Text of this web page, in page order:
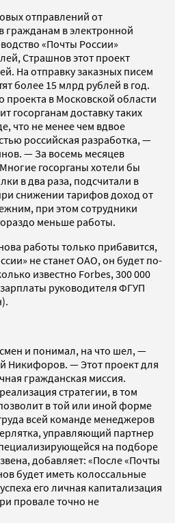
отправлений от
гражданам в электронной
«Почты России»
Страшнов этот проект
На отправку заказных писем
более 15 млрд рублей в год.
проекта в Московской области
госорганам доставку таких
что не менее чем вдвое
российская разработка, —
— За восемь месяцев
госорганы хотели бы
в два раза, подсчитали в
снижении тарифов доход от
при этом сотрудники
меньше работы.
работы только прибавится,
не станет ОАО, он будет по-
известно Forbes, 300 000
руководителя ФГУП
и понимал, на что шел, —
Никифоров. — Этот проект для
гражданская миссия.
стратегии, в том
в той или иной форме
всей команде менеджеров
управляющий партнер
на подборе
добавляет: «После «Почты
будет иметь колоссальные
его личная капитализация
провале точно не